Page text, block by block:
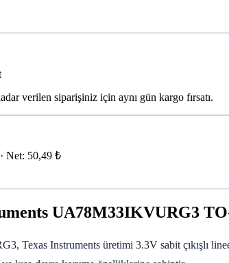
verilen siparişiniz için aynı gün kargo fırsatı.
Net: 50,49 ₺
UA78M33IKVURG3
Texas Instruments üretimi 3.3V sabit çıkışlı